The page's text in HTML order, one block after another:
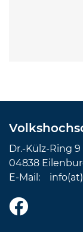
Dr.-Külz-Ring 9
04838
E-Mail: